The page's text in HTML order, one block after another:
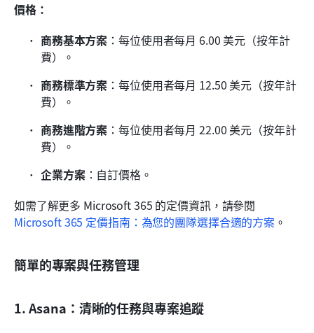
價格：
商務基本方案 ：每位使用者每月 6.00 美元（按年計
費）。
商務標準方案 ：每位使用者每月 12.50 美元（按年計
費）。
商務進階方案 ：每位使用者每月 22.00 美元（按年計
費）。
企業方案：自訂價格。
Microsoft 365 定價指南：為您的團隊選擇合適的方案 。
簡單的專案與任務管理
1. Asana：清晰的任務與專案追蹤